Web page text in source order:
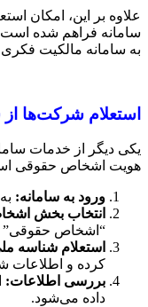
علاوه بر این، امکان
سامانه فراهم شده
به سامانه مالکیت
استعلام شرکت‌ها
یکی دیگر از خدمات
هویت اشخاص حقوقی است.
ورود به سامانه:
انتخاب بخش
“اشخاص حقوقی”
استعلام شناسه
کرده و اطلاعات
بررسی اطلاعات:
داده می‌شود.